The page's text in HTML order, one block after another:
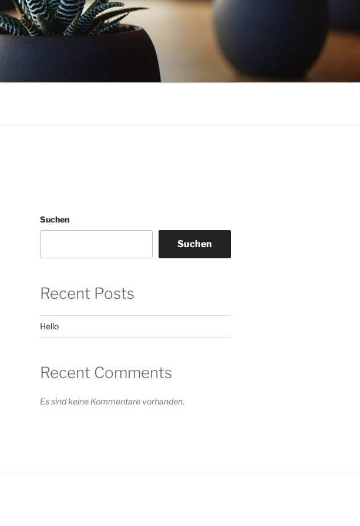
Suchen
Suchen
Recent Posts
Hello
Recent Comments
Es sind keine Kommentare vorhanden.